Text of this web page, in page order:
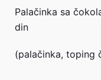
Palačinka sa
din
(palačinka, toping